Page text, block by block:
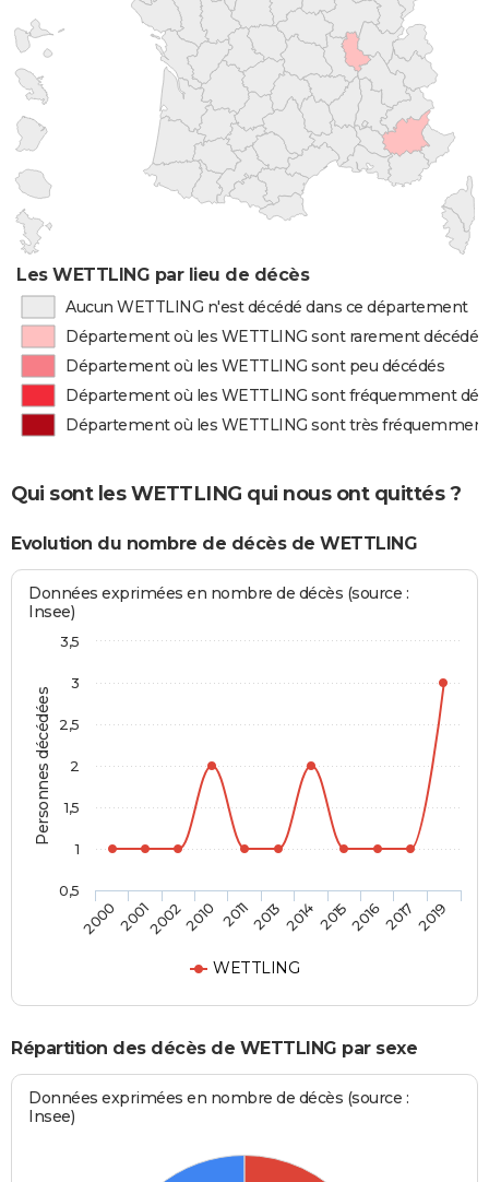
Les WETTLING par lieu de décès
Aucun WETTLING n'est décédé dans ce département
Département où les WETTLING sont rarement décédés
Département où les WETTLING sont peu décédés
Département où les WETTLING sont fréquemment
Département où les WETTLING sont très
Qui sont les WETTLING qui nous ont quittés ?
Evolution du nombre de décès de WETTLING
Personnes décédées
Données exprimées en nombre de décès (source :
Insee)
WETTLING
2000200120022010 2011201320142015201620172019
0,5
1
1,5
2
2,5
3
3,5
Répartition des décès de WETTLING par sexe
Données exprimées en nombre de décès (source :
Insee)